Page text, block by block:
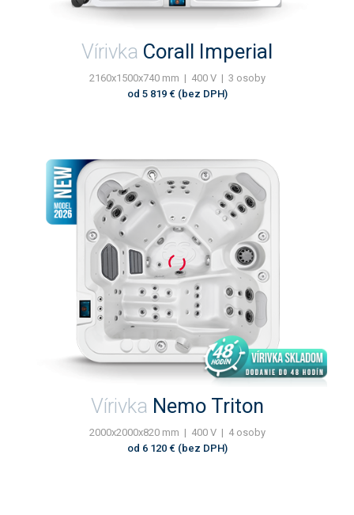
Vírivka Corall Imperial
2160x1500x740 mm | 400 V | 3 osoby
od 5 819 € (bez DPH)
Vírivka Nemo Triton
2000x2000x820 mm | 400 V | 4 osoby
od 6 120 € (bez DPH)